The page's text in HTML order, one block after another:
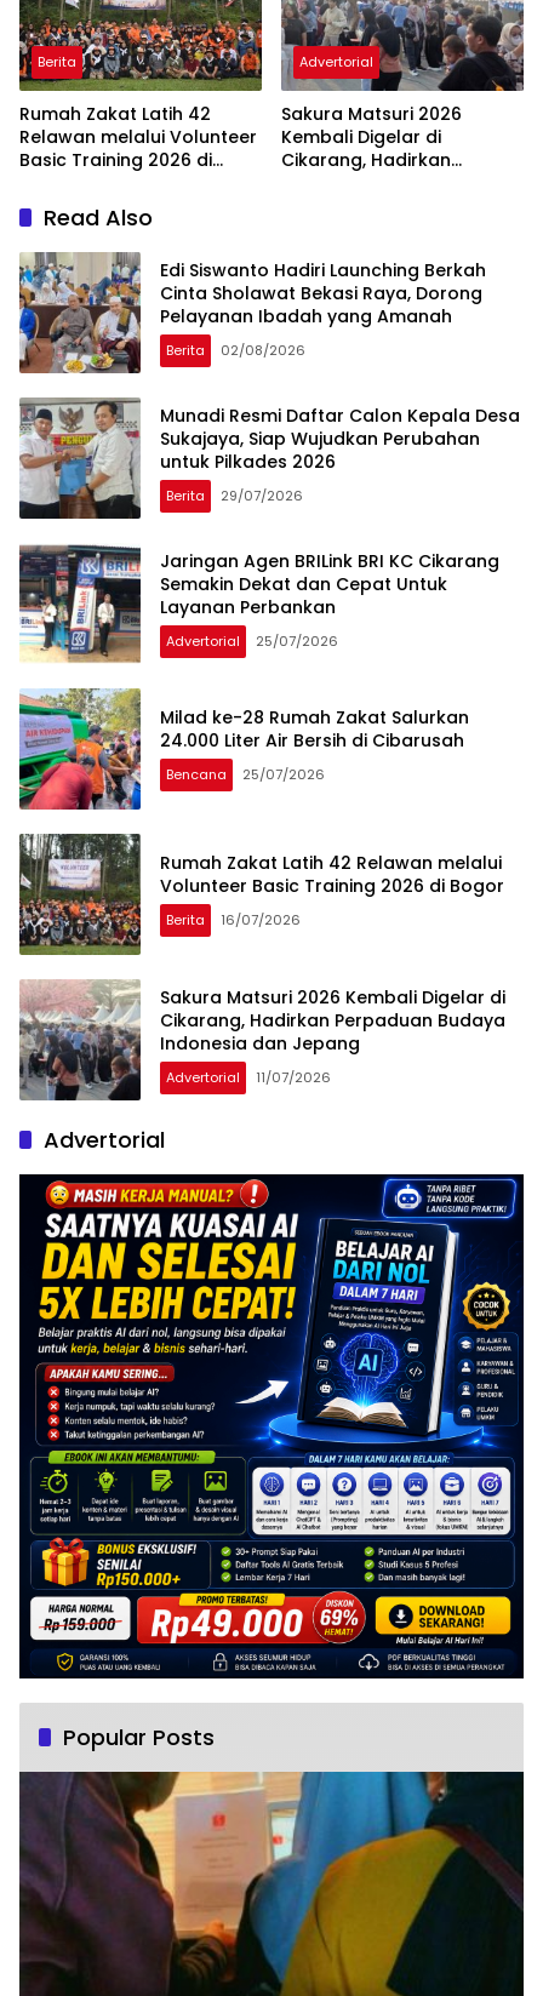
Berita
Rumah Zakat Latih 42
Relawan melalui Volunteer
Basic Training 2026 di
Advertorial
Sakura Matsuri 2026
Kembali Digelar di
Cikarang, Hadirkan
Read Also
Edi Siswanto Hadiri Launching Berkah
Cinta Sholawat Bekasi Raya, Dorong
Pelayanan Ibadah yang Amanah
Berita 02/08/2026
Munadi Resmi Daftar Calon Kepala Desa
Sukajaya, Siap Wujudkan Perubahan
untuk Pilkades 2026
Berita 29/07/2026
Jaringan Agen BRILink BRI KC Cikarang
Semakin Dekat dan Cepat Untuk
Layanan Perbankan
Advertorial 25/07/2026
Milad ke-28 Rumah Zakat Salurkan
24.000 Liter Air Bersih di Cibarusah
Bencana 25/07/2026
Rumah Zakat Latih 42 Relawan melalui
Volunteer Basic Training 2026 di Bogor
Berita 16/07/2026
Sakura Matsuri 2026 Kembali Digelar di
Cikarang, Hadirkan Perpaduan Budaya
Indonesia dan Jepang
Advertorial 11/07/2026
Advertorial
Popular Posts